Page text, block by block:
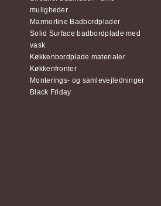
muligheder
Marmorline Badbordplader
Solid Surface badbordplade med
vask
Køkkenbordplade materialer
Køkkenfronter
Monterings- og samlevejledninger
Black Friday